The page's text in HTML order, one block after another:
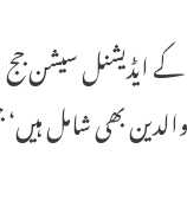
بھی شامل